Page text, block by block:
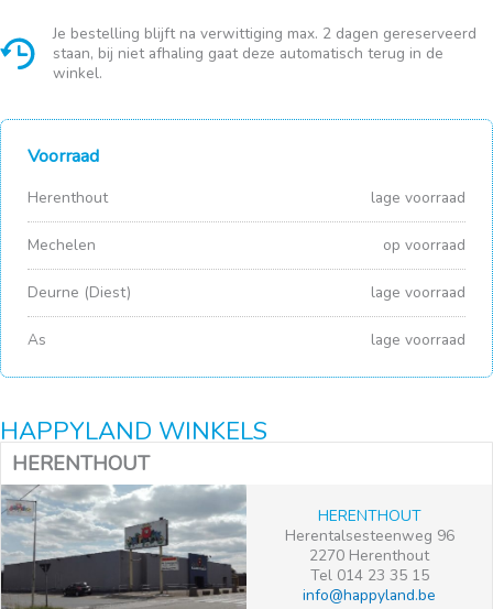
Je bestelling blijft na verwittiging max. 2 dagen gereserveerd
staan, bij niet afhaling gaat deze automatisch terug in de
winkel.
Voorraad
Herenthout lage voorraad
Mechelen op voorraad
Deurne (Diest) lage voorraad
As lage voorraad
HAPPYLAND WINKELS
HERENTHOUT
HERENTHOUT
Herentalsesteenweg 96
2270 Herenthout
Tel 014 23 35 15
info@happyland.be